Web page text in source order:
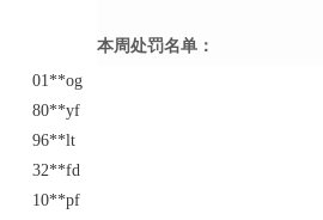
本周处罚名单：
01**og
80**yf
96**lt
32**fd
10**pf